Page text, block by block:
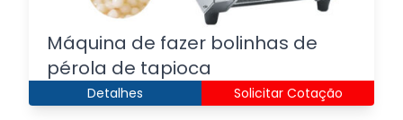
Máquina de fazer bolinhas de
pérola de tapioca
Detalhes Solicitar Cotação